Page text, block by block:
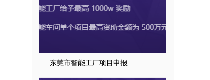
东莞市智能工厂项目申报